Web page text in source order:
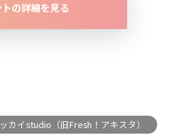
の詳細を見る
カイstudio（旧Fresh！アキスタ）